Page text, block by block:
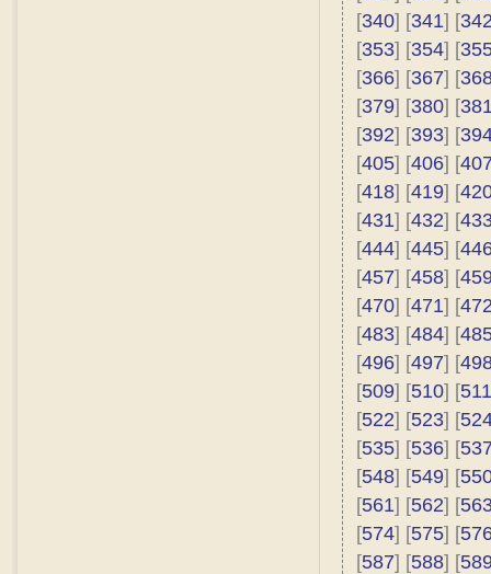
[340] [341] [
[353] [354] [
[366] [367] [
[379] [380] [
[392] [393] [
[405] [406] [
[418] [419] [
[431] [432] [
[444] [445] [
[457] [458] [
[470] [471] [
[483] [484] [
[496] [497] [
[509] [510] [511
[522] [523] [
[535] [536] [
[548] [549] [
[561] [562] [
[574] [575] [
[587] [588] [